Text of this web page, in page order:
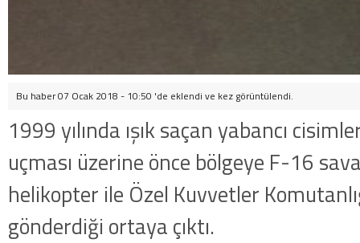
Bu haber 07 Ocak 2018 - 10:50 'de eklendi ve kez görüntülendi.
1999 yılında ışık saçan yabancı
uçması üzerine önce bölgeye F-16
helikopter ile Özel Kuvvetler
gönderdiği ortaya çıktı.